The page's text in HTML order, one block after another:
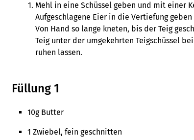
Mehl in eine Schüssel geben und mit einer
Aufgeschlagene Eier in die Vertiefung
Von Hand so lange kneten, bis der Teig
Teig unter der umgekehrten Teigschüssel
ruhen lassen.
Füllung 1
10g Butter
1 Zwiebel, fein geschnitten